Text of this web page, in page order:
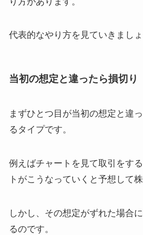
代表的なやり方を見ていきましょ
当初の想定と違ったら損切り
まずひとつ目が当初の想定と違
るタイプです。
例えばチャートを見て取引をす
トがこうなっていくと予想して
しかし、その想定がずれた場合
るのです。